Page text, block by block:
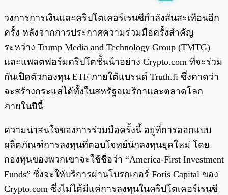
พร้อมเล่น /0:00
วงการการเงินและคริปโตเคอร์เรนซีกำลังสั่นสะเทือนอีก
ครั้ง หลังจากการประกาศความร่วมมือครั้งสำคัญ
ระหว่าง Trump Media and Technology Group (TMTG)
และแพลตฟอร์มคริปโตชั้นนำอย่าง Crypto.com ที่จะร่วม
กันเปิดตัวกองทุน ETF ภายใต้แบรนด์ Truth.fi ซึ่งคาดว่า
จะสร้างกระแสได้ทั้งในสหรัฐอเมริกาและตลาดโลก
ภายในปีนี้
ความน่าสนใจของการร่วมมือครั้งนี้ อยู่ที่การออกแบบ
ผลิตภัณฑ์การลงทุนที่ตอบโจทย์นักลงทุนยุคใหม่ โดย
กองทุนของพวกเขาจะใช้ชื่อว่า “America-First Investment
Funds” ซึ่งจะให้บริการผ่านโบรกเกอร์ Foris Capital ของ
Crypto.com ซึ่งไม่ได้มีแค่การลงทุนในคริปโตเคอร์เรนซี